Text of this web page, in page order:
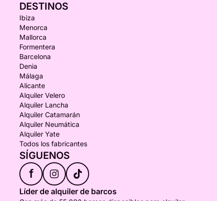
DESTINOS
Ibiza
Menorca
Mallorca
Formentera
Barcelona
Denia
Málaga
Alicante
Alquiler Velero
Alquiler Lancha
Alquiler Catamarán
Alquiler Neumática
Alquiler Yate
Todos los fabricantes
SÍGUENOS
f
Líder de alquiler de barcos